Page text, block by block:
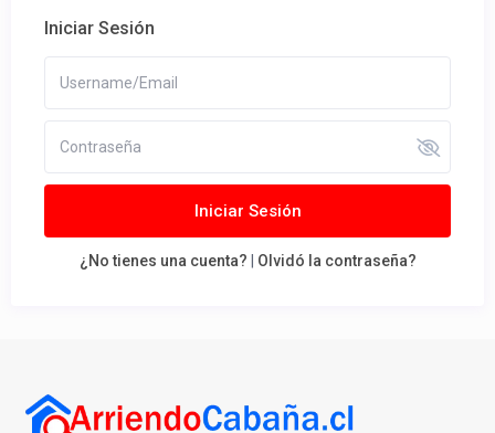
Iniciar Sesión
Iniciar Sesión
¿No tienes una cuenta? Olvidó la contraseña?